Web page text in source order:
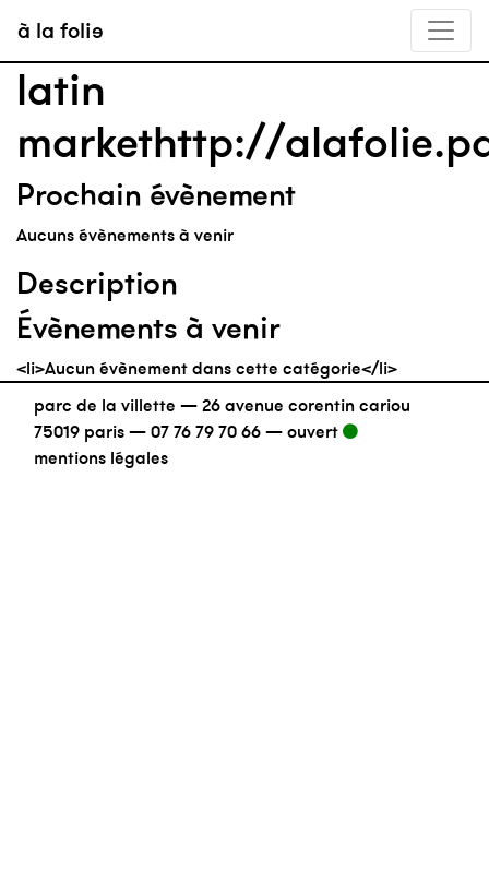
à la folie
latin
markethttp://
Prochain évènement
Aucuns évènements à venir
Description
Évènements à venir
<li>Aucun évènement dans cette catégorie</li>
parc de la villette — 26 avenue corentin cariou
75019 paris — 07 76 79 70 66 — ouvert
mentions légales